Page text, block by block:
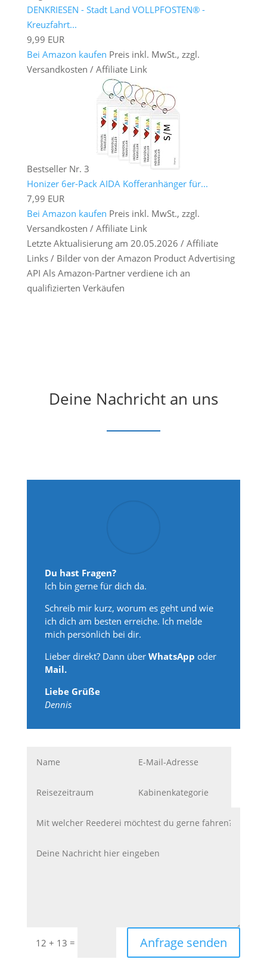
DENKRIESEN - Stadt Land VOLLPFOSTEN® -
Kreuzfahrt...
9,99 EUR
Bei Amazon kaufen Preis inkl. MwSt., zzgl.
Versandkosten / Affiliate Link
Bestseller Nr. 3
Honizer 6er-Pack AIDA Kofferanhänger für...
7,99 EUR
Bei Amazon kaufen Preis inkl. MwSt., zzgl.
Versandkosten / Affiliate Link
Letzte Aktualisierung am 20.05.2026 / Affiliate
Links / Bilder von der Amazon Product Advertising
API Als Amazon-Partner verdiene ich an
qualifizierten Verkäufen
Deine Nachricht an uns
Du hast Fragen?
Ich bin gerne für dich da.
Schreib mir kurz, worum es geht und wie
ich dich am besten erreiche. Ich melde
mich persönlich bei dir.
Lieber direkt? Dann überWhatsApp oder
Mail.
Liebe Grüße
Dennis
12 + 13 = Anfrage senden